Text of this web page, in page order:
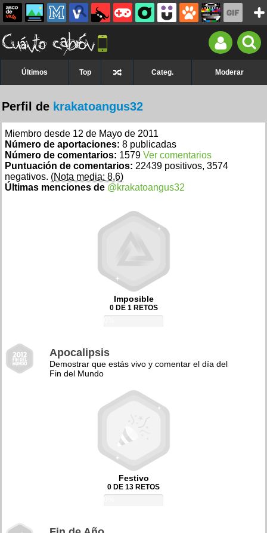
Últimos Top Categ. Moderar
Perfil de krakatoangus32
Miembro desde 12 de Mayo de 2011
Número de aportaciones: 8 publicadas
Número de comentarios: 1579 Ver comentarios
Puntuación de comentarios: 22439 positivos, 3574
negativos. (Nota media: 8,6)
Últimas menciones de @krakatoangus32
Imposible
0 DE 1 RETOS
Apocalipsis
Demostrar que estás vivo y comentar el día del
Fin del Mundo
Festivo
0 DE 13 RETOS